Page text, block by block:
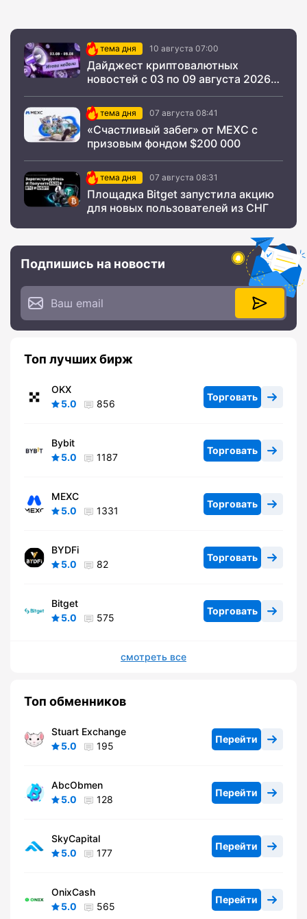
тема дня 10 августа 07:00
Дайджест криптовалютных
новостей с 03 по 09 августа 2026
года
тема дня 07 августа 08:41
«Счастливый забег» от MEXC с
призовым фондом $200 000
тема дня 07 августа 08:31
Площадка Bitget запустила акцию
для новых пользователей из СНГ
Подпишись на новости
Топ лучших бирж
OKX
5.0
856
Торговать
Bybit
5.0
1187
Торговать
MEXC
5.0
1331
Торговать
BYDFi
5.0
82
Торговать
Bitget
5.0
575
Торговать
смотреть все
Топ обменников
Stuart Exchange
5.0
195
Перейти
AbcObmen
5.0
128
Перейти
SkyCapital
5.0
177
Перейти
OnixCash
5.0
565
Перейти